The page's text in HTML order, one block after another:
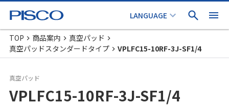
TOP 商品案内
真空パッド
真空パッドスタンダードタイプ
VPLFC15-10RF-3J-SF1/4
真空パッド
VPLFC15-10RF-3J-SF1/4